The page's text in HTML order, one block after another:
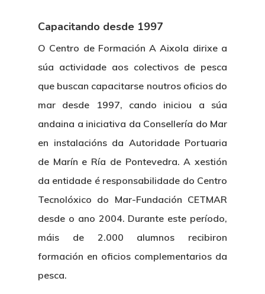
Capacitando desde 1997
O Centro de Formación A Aixola dirixe a
súa actividade aos colectivos de pesca
que buscan capacitarse noutros oficios do
mar desde 1997, cando iniciou a súa
andaina a iniciativa da Consellería do Mar
en instalacións da Autoridade Portuaria
de Marín e Ría de Pontevedra. A xestión
da entidade é responsabilidade do Centro
Tecnolóxico do Mar-Fundación CETMAR
desde o ano 2004. Durante este período,
máis de 2.000 alumnos recibiron
formación en oficios complementarios da
pesca.